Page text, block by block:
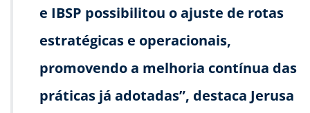
e IBSP possibilitou o ajuste de rotas
estratégicas e operacionais,
promovendo a melhoria contínua das
práticas já adotadas”, destaca Jerusa